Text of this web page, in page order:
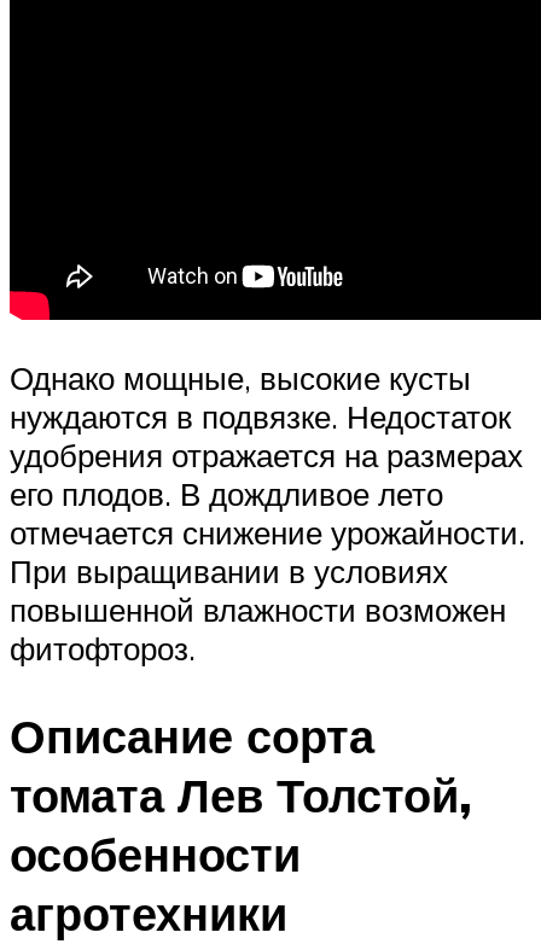
Однако мощные, высокие кусты
нуждаются в подвязке. Недостаток
удобрения отражается на размерах
его плодов. В дождливое лето
отмечается снижение урожайности.
При выращивании в условиях
повышенной влажности возможен
фитофтороз.
Описание сорта
томата Лев Толстой,
особенности
агротехники